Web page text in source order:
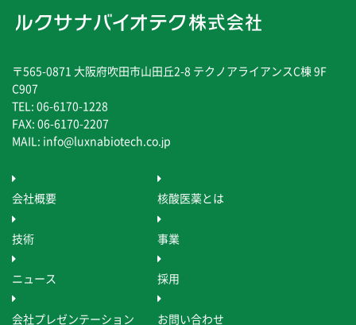
〒565-0871 大阪府吹田市山田丘2-8 テクノアライアンスC棟 9F
C907
TEL: 06-6170-1228
FAX: 06-6170-2207
MAIL: info@luxnabiotech.co.jp
会社概要 核酸医薬とは
技術 事業
ニュース 採用
会社プレゼンテーション お問い合わせ